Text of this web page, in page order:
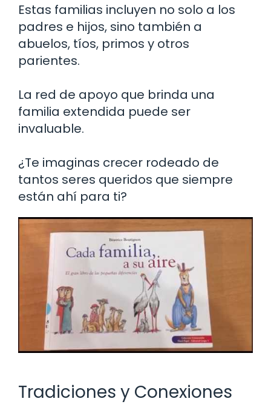
Estas familias incluyen no solo a los
padres e hijos, sino también a
abuelos, tíos, primos y otros
parientes.
La red de apoyo que brinda una
familia extendida puede ser
invaluable.
¿Te imaginas crecer rodeado de
tantos seres queridos que siempre
están ahí para ti?
Tradiciones y Conexiones